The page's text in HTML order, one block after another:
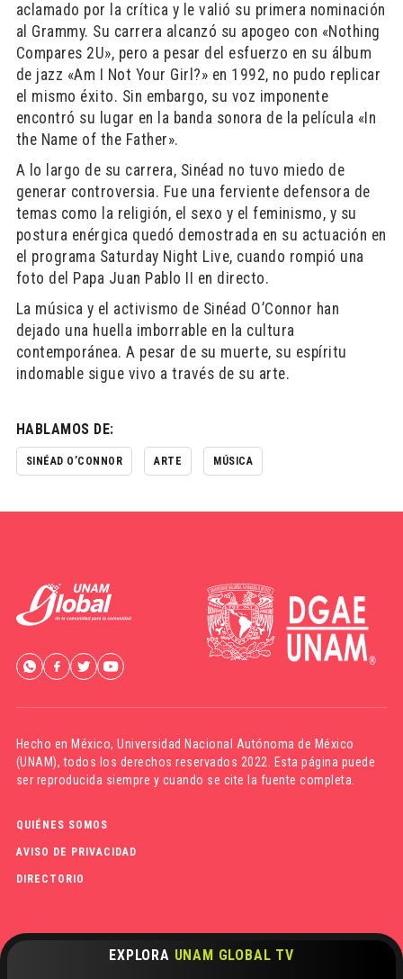
EXPLORA UNAM GLOBAL TV
aclamado por la crítica y le valió su primera nominación
al Grammy. Su carrera alcanzó su apogeo con «Nothing
Compares 2U», pero a pesar del esfuerzo en su álbum
de jazz «Am I Not Your Girl?» en 1992, no pudo replicar
el mismo éxito. Sin embargo, su voz imponente
encontró su lugar en la banda sonora de la película «In
the Name of the Father».
A lo largo de su carrera, Sinéad no tuvo miedo de
generar controversia. Fue una ferviente defensora de
temas como la religión, el sexo y el feminismo, y su
postura enérgica quedó demostrada en su actuación en
el programa Saturday Night Live, cuando rompió una
foto del Papa Juan Pablo II en directo.
La música y el activismo de Sinéad O’Connor han
dejado una huella imborrable en la cultura
contemporánea. A pesar de su muerte, su espíritu
indomable sigue vivo a través de su arte.
HABLAMOS DE:
SINÉAD O’CONNOR ARTE MÚSICA
Hecho en México,Universidad Nacional Autónoma de México
(UNAM), todos los derechos reservados 2022. Esta página puede
ser reproducida siempre y cuando se cite la fuente completa.
QUIÉNES SOMOS
AVISO DE PRIVACIDAD
DIRECTORIO